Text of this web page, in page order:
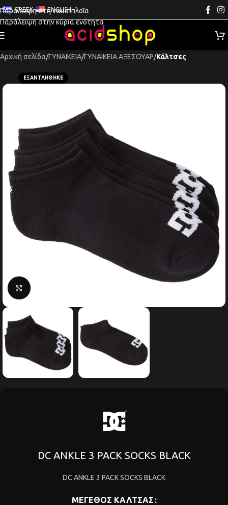
Παράλειψη στη ναυσιπλοΐα
Παράλειψη στην κύρια ενότητα
GREEK ENGLISH
Αρχική σελίδα ΓΥΝΑΙΚΕΙΑ ΓΥΝΑΙΚΕΙΑ ΑΞΕΣΟΥΑΡ Κάλτσες
ΕΞΑΝΤΛΉΘΗΚΕ
Κάντε κλικ για μεγέθυνση
DC ANKLE 3 PACK SOCKS BLACK
DC ANKLE 3 PACK SOCKS BLACK
ΜΕΓΕΘΟΣ ΚΑΛΤΣΑΣ